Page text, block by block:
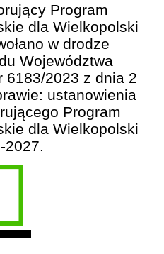
Program
dla Wielkopolski
w drodze
Województwa
6183/2023 z dnia 2
ustanowienia
Program
dla Wielkopolski
2027.